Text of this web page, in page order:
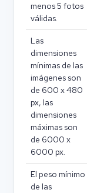
menos 5 fotos
válidas.
Las
dimensiones
mínimas de las
imágenes son
de 600 x 480
px, las
dimensiones
máximas son
de 6000 x
6000 px.
El peso mínimo
de las